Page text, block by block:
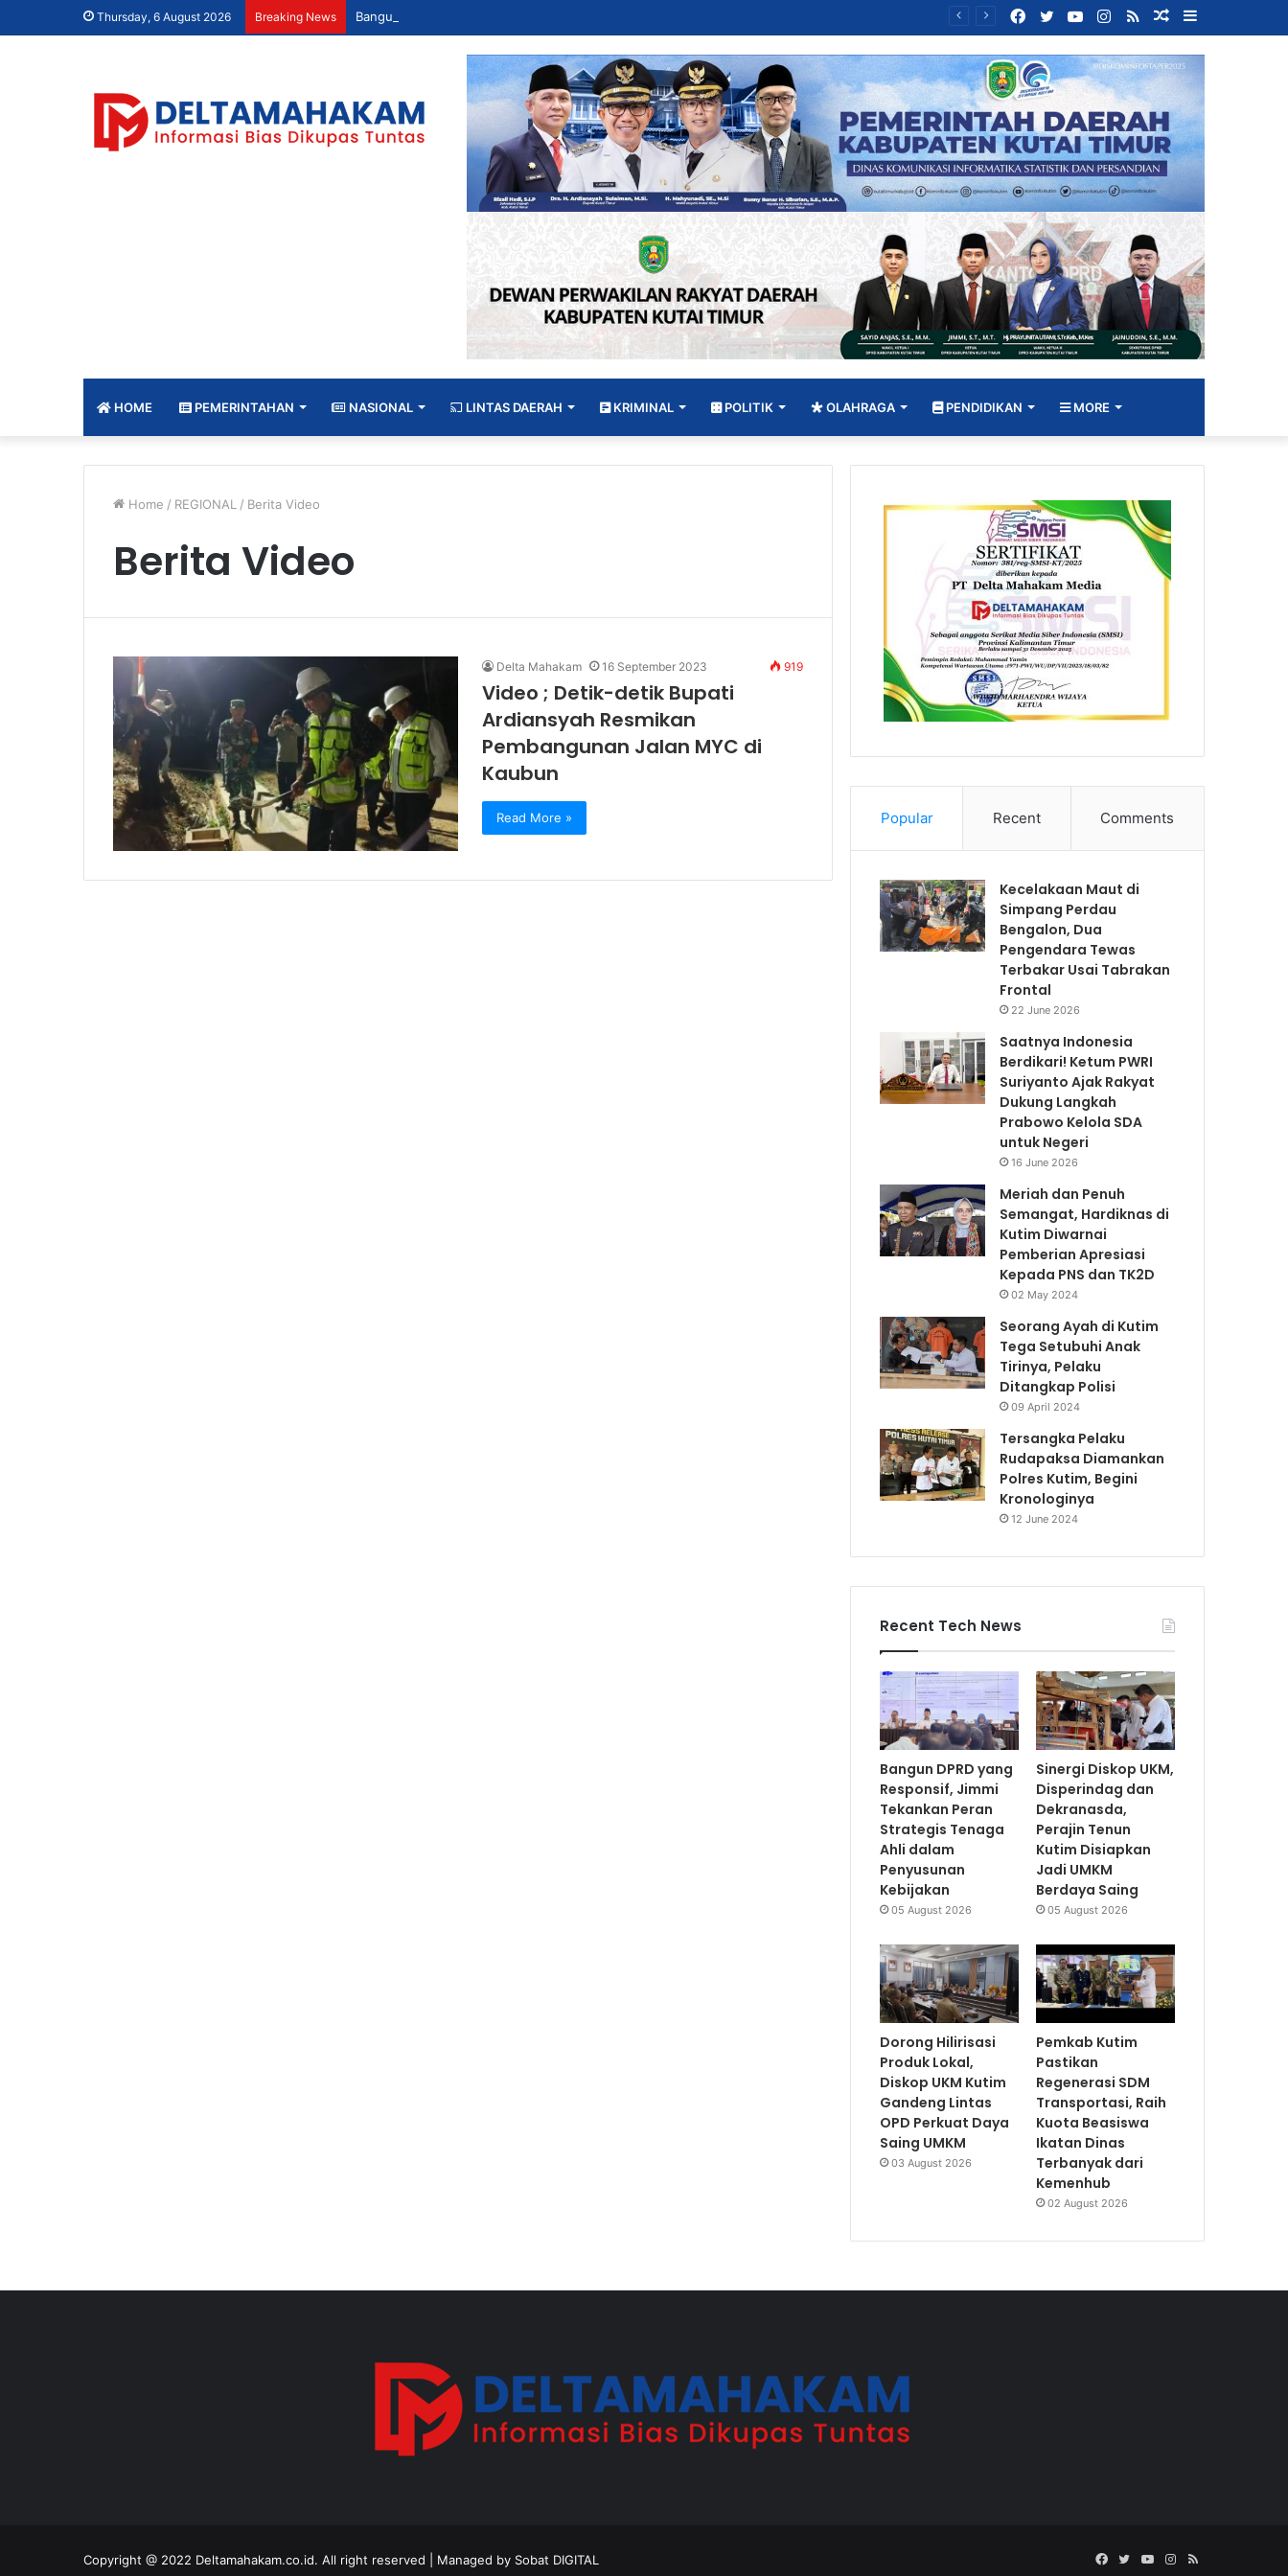
Thursday, 6 August 2026 Breaking News
Random
Article
RSS
Instagram
YouTube
Twitter
Facebook
HOME PEMERINTAHAN NASIONAL LINTAS DAERAH KRIMINAL POLITIK OLAHRAGA PENDIDIKAN MORE
Home / REGIONAL / Berita Video
Berita Video
Delta Mahakam 16 September 2023 919
Video ; Detik-detik Bupati
Ardiansyah Resmikan
Pembangunan Jalan MYC di
Kaubun
Read More » Popular Recent Comments
Kecelakaan Maut di
Simpang Perdau
Bengalon, Dua
Pengendara Tewas
Terbakar Usai Tabrakan
Frontal
22 June 2026
Saatnya Indonesia
Berdikari! Ketum PWRI
Suriyanto Ajak Rakyat
Dukung Langkah
Prabowo Kelola SDA
untuk Negeri
16 June 2026
Meriah dan Penuh
Semangat, Hardiknas di
Kutim Diwarnai
Pemberian Apresiasi
Kepada PNS dan TK2D
02 May 2024
Seorang Ayah di Kutim
Tega Setubuhi Anak
Tirinya, Pelaku
Ditangkap Polisi
09 April 2024
Tersangka Pelaku
Rudapaksa Diamankan
Polres Kutim, Begini
Kronologinya
12 June 2024
Recent Tech News
Bangun DPRD yang
Responsif, Jimmi
Tekankan Peran
Strategis Tenaga
Ahli dalam
Penyusunan
Kebijakan
05 August 2026
Sinergi Diskop UKM,
Disperindag dan
Dekranasda,
Perajin Tenun
Kutim Disiapkan
Jadi UMKM
Berdaya Saing
05 August 2026
Dorong Hilirisasi
Produk Lokal,
Diskop UKM Kutim
Gandeng Lintas
OPD Perkuat Daya
Saing UMKM
03 August 2026
Pemkab Kutim
Pastikan
Regenerasi SDM
Transportasi, Raih
Kuota Beasiswa
Ikatan Dinas
Terbanyak dari
Kemenhub
02 August 2026
Copyright @ 2022 Deltamahakam.co.id. All right reserved | Managed by Sobat DIGITAL Facebook
TwitterYouTubeInstagram